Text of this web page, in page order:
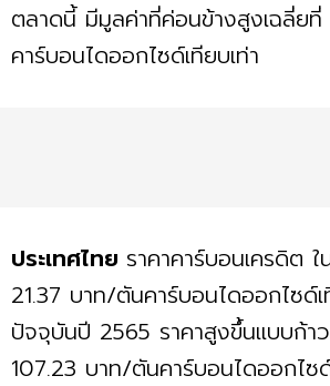
ตลาดนี้ มีมูลค่าที่ค่อนข้างสูงเฉลี่ย
คาร์บอนไดออกไซด์เทียบเท่า
ประเทศไทย ราคาคาร์บอนเครดิต
21.37 บาท/ตันคาร์บอนไดออกไซด์
ปัจจุบันปี 2565 ราคาสูงขึ้นแบบก้า
107.23 บาท/ตันคาร์บอนไดออกไซ